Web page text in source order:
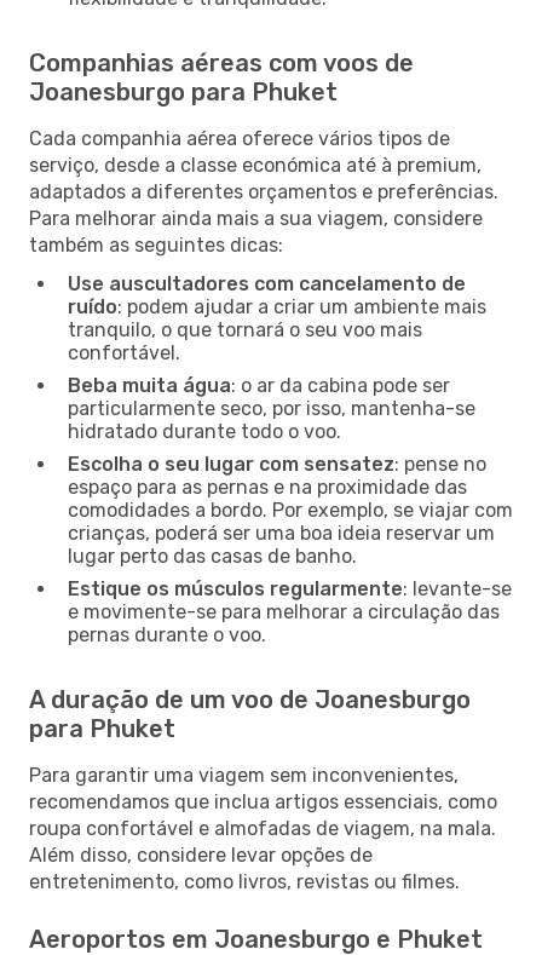
Companhias aéreas com voos de
Joanesburgo para Phuket
Cada companhia aérea oferece vários tipos de
serviço, desde a classe económica até à premium,
adaptados a diferentes orçamentos e preferências.
Para melhorar ainda mais a sua viagem, considere
também as seguintes dicas:
Use auscultadores com cancelamento de
ruído: podem ajudar a criar um ambiente mais
tranquilo, o que tornará o seu voo mais
confortável.
Beba muita água: o ar da cabina pode ser
particularmente seco, por isso, mantenha-se
hidratado durante todo o voo.
Escolha o seu lugar com sensatez: pense no
espaço para as pernas e na proximidade das
comodidades a bordo. Por exemplo, se viajar com
crianças, poderá ser uma boa ideia reservar um
lugar perto das casas de banho.
Estique os músculos regularmente: levante-se
e movimente-se para melhorar a circulação das
pernas durante o voo.
A duração de um voo de Joanesburgo
para Phuket
Para garantir uma viagem sem inconvenientes,
recomendamos que inclua artigos essenciais, como
roupa confortável e almofadas de viagem, na mala.
Além disso, considere levar opções de
entretenimento, como livros, revistas ou filmes.
Aeroportos em Joanesburgo e Phuket